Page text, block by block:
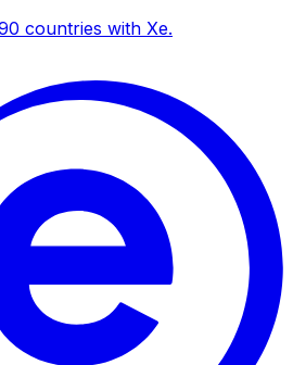
countries with Xe.